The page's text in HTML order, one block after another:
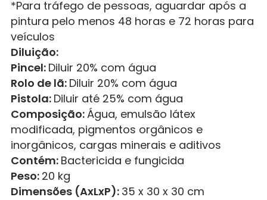
*Para tráfego de pessoas, aguardar após a
pintura pelo menos 48 horas e 72 horas para
veículos
Diluição:
Pincel: Diluir 20% com água
Rolo de lã: Diluir 20% com água
Pistola: Diluir até 25% com água
Composição:Água, emulsão látex
modificada, pigmentos orgânicos e
inorgânicos, cargas minerais e aditivos
Contém: Bactericida e fungicida
Peso: 20 kg
Dimensões (AxLxP): 35 x 30 x 30 cm